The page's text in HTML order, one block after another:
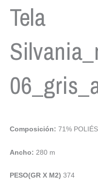
Tela
Composición: 71%
Ancho: 280 m
PESO(GR X M2) 374